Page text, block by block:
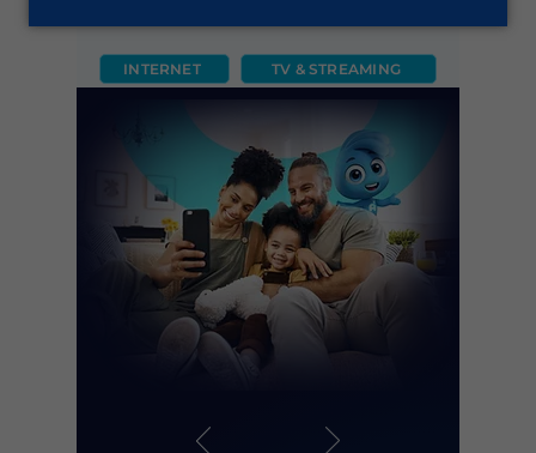
INTERNET TV & STREAMING